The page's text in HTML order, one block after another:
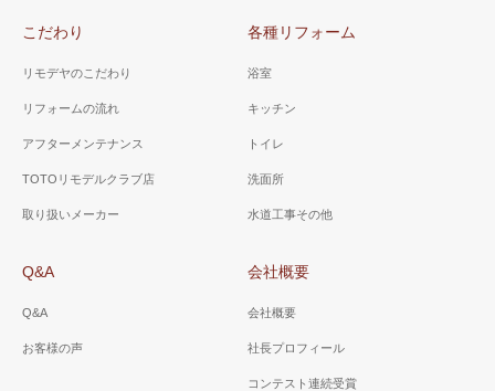
こだわり
リモデヤのこだわり
リフォームの流れ
アフターメンテナンス
TOTOリモデルクラブ店
取り扱いメーカー
各種リフォーム
浴室
キッチン
トイレ
洗面所
水道工事その他
Q&A
Q&A
お客様の声
会社概要
会社概要
社長プロフィール
コンテスト連続受賞